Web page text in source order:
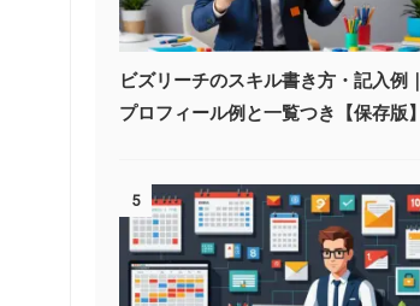
ビズリーチのスキル書き方・記入例｜
プロフィール例と一覧つき【保存版】
5